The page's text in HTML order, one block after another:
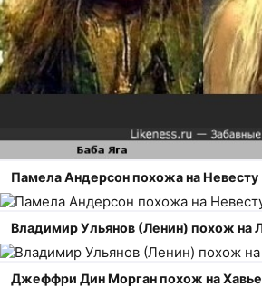
Памела Андерсон похожа на Невесту
Владимир Ульянов (Ленин) похож на
Джеффри Дин Морган похож на